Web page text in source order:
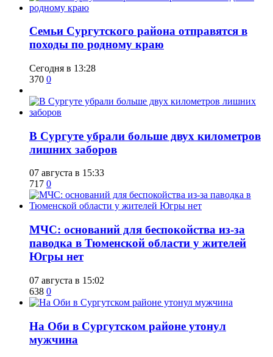
​Семьи Сургутского района отправятся в
походы по родному краю
Сегодня в 13:28
370 0
​В Сургуте убрали больше двух километров
лишних заборов
07 августа в 15:33
717 0
​МЧС: оснований для беспокойства из-за
паводка в Тюменской области у жителей
Югры нет
07 августа в 15:02
638 0
​На Оби в Сургутском районе утонул
мужчина